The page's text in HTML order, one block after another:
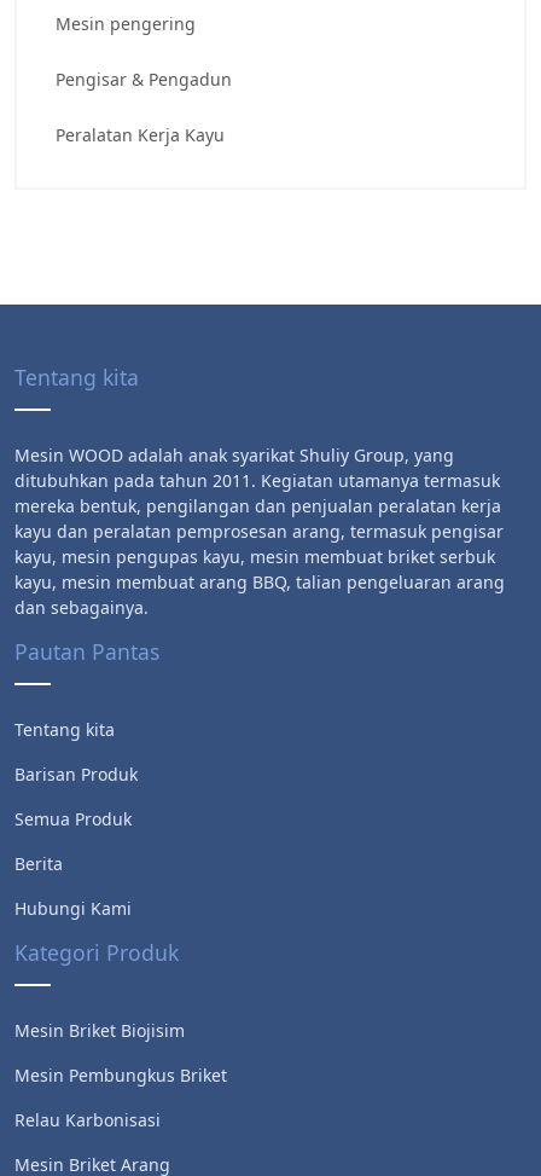
Mesin pengering
Pengisar & Pengadun
Peralatan Kerja Kayu
Tentang kita
Mesin WOOD adalah anak syarikat Shuliy Group, yang
ditubuhkan pada tahun 2011. Kegiatan utamanya termasuk
mereka bentuk, pengilangan dan penjualan peralatan kerja
kayu dan peralatan pemprosesan arang, termasuk pengisar
kayu, mesin pengupas kayu, mesin membuat briket serbuk
kayu, mesin membuat arang BBQ, talian pengeluaran arang
dan sebagainya.
Pautan Pantas
Tentang kita
Barisan Produk
Semua Produk
Berita
Hubungi Kami
Kategori Produk
Mesin Briket Biojisim
Mesin Pembungkus Briket
Relau Karbonisasi
Mesin Briket Arang